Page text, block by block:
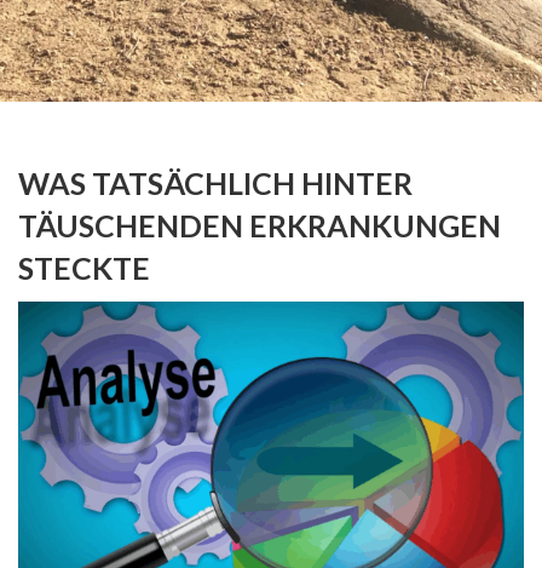
WAS TATSÄCHLICH HINTER
TÄUSCHENDEN ERKRANKUNGEN
STECKTE